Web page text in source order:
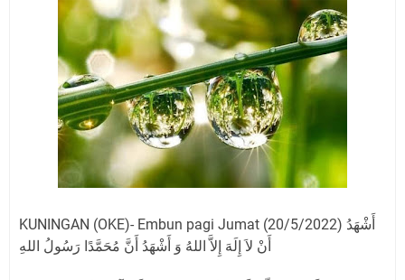
Mewah, Belum Tentu Indah
Sudahkah Kita Merdeka Dari Hawa Nafsu?
Agenda Kegiatan Bupati Kuningan Kamis 6 Agustus
2026 Ada Tiga Acara
Kamis 6 Agustus 2026 Mobil Samling Ada di Alun-alun
Luragung, Ini Persyaratan dan Besaran Biayanya
Layanan Mobil Samsat Keliling Kuningan Kamis 6
Agustus 2026 Ada di Empat Titik
Embun Pagi Kamis 6 Agustus 2026: Tidak Semua
Setiap Noda Ada Pembersihnya, Salat Bisa Menjadi
Pembersih Dosa Kita, Ini Jadwal Salat Wilayah
KUNINGAN (OKE)- Embun pagi Jumat (20/5/2022) أَشْهَدُ
أَنْ لاَ إِلَهَ إِلاَّ اللهُ وَ أَشْهَدُ أَنَّ مُحَمَّدًا رَسُولُ اللهِ